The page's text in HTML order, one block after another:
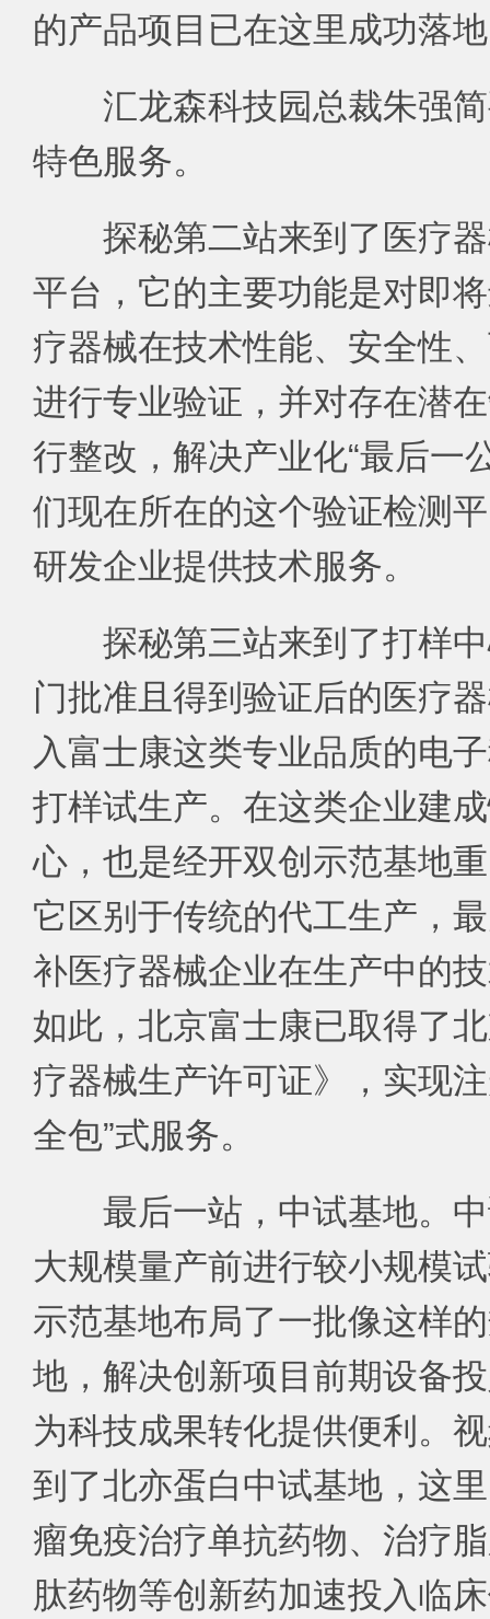
的产品项目已在这里成功落
汇龙森科技园总裁朱强
特色服务。
探秘第二站来到了医疗
平台，它的主要功能是对即
疗器械在技术性能、安全性
进行专业验证，并对存在潜
行整改，解决产业化“最后一
们现在所在的这个验证检测
研发企业提供技术服务。
探秘第三站来到了打样
门批准且得到验证后的医疗
入富士康这类专业品质的电
打样试生产。在这类企业建
心，也是经开双创示范基地
它区别于传统的代工生产，
补医疗器械企业在生产中的
如此，北京富士康已取得了
疗器械生产许可证》，实现
全包”式服务。
最后一站，中试基地。
大规模量产前进行较小规模
示范基地布局了一批像这样
地，解决创新项目前期设备
为科技成果转化提供便利。
到了北亦蛋白中试基地，这
瘤免疫治疗单抗药物、治疗
肽药物等创新药加速投入临